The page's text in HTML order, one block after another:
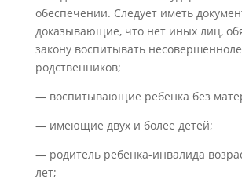
обеспечении. Следует иметь
доказывающие, что нет иных лиц,
закону воспитывать
родственников;
— воспитывающие ребенка без
— имеющие двух и более детей;
— родитель ребенка-инвалида
лет;